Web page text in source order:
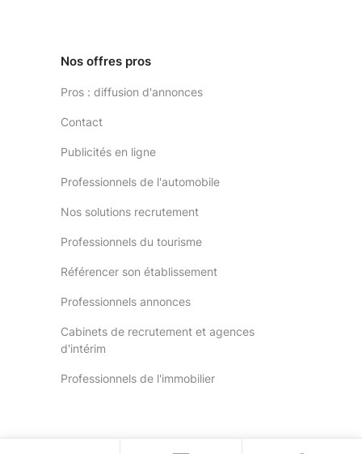
Nos offres pros
Pros : diffusion d'annonces
Contact
Publicités en ligne
Professionnels de l'automobile
Nos solutions recrutement
Professionnels du tourisme
Référencer son établissement
Professionnels annonces
Cabinets de recrutement et agences
d'intérim
Professionnels de l'immobilier